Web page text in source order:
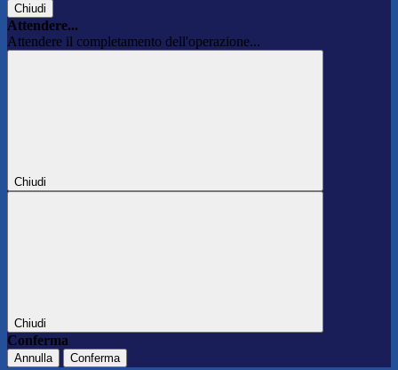
Chiudi
Attendere...
Attendere il completamento dell'operazione...
Chiudi
Chiudi
Conferma
Annulla Conferma